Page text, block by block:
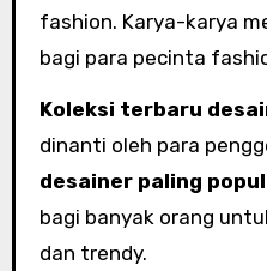
fashion. Karya-karya
bagi para pecinta
Koleksi terbaru
dinanti oleh para
desainer paling
bagi banyak orang
dan trendy.